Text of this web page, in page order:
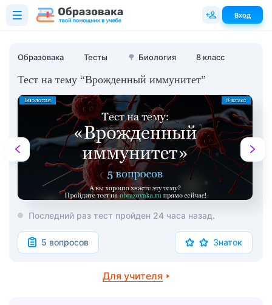
Образовака Тесты 🌳 Биология 8 класс
Тест на тему “Врожденный иммунитет”
Последний раз тест пройден 24 часа назад.
5 вопросов Знаток
Для учителя
Вход